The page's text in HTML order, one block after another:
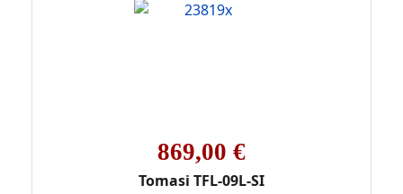
869,00 €
Tomasi TFL-09L-SI